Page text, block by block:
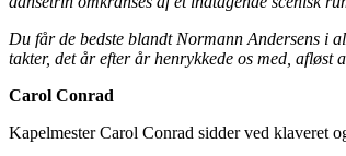
Du får de bedste blandt Normann Andersens i
takter, det år efter år henrykkede os med,
Carol Conrad
Kapelmester Carol Conrad sidder ved klaveret